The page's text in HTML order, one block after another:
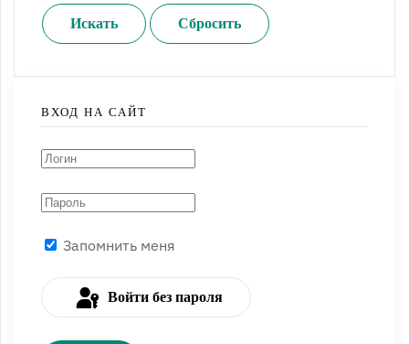
ВХОД НА САЙТ
Запомнить меня
Войти без пароля